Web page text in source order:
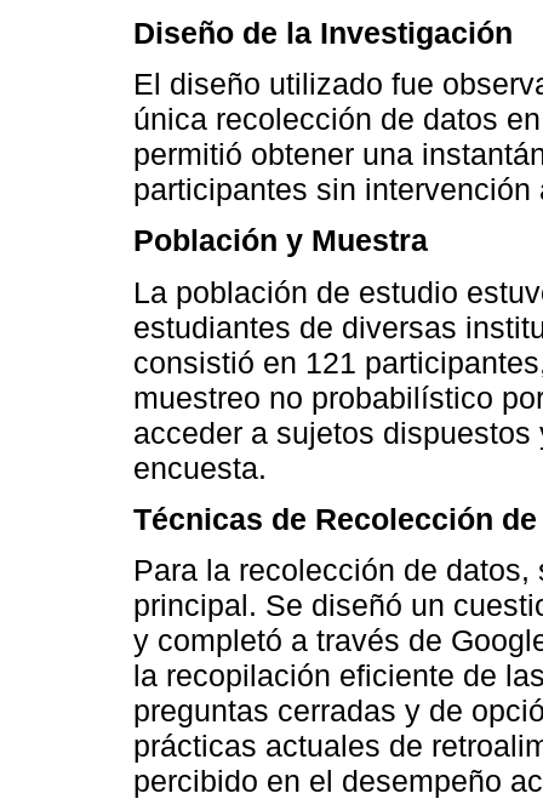
Diseño de la Investigación
El diseño utilizado fue
única recolección de datos
permitió obtener una
participantes sin
Población y Muestra
La población de estudio
estudiantes de diversas
consistió en 121
muestreo no probabilístico
acceder a sujetos
encuesta.
Técnicas de Recolección
Para la recolección de
principal. Se diseñó un
y completó a través de
la recopilación eficiente de
preguntas cerradas y de
prácticas actuales de
percibido en el desempeño